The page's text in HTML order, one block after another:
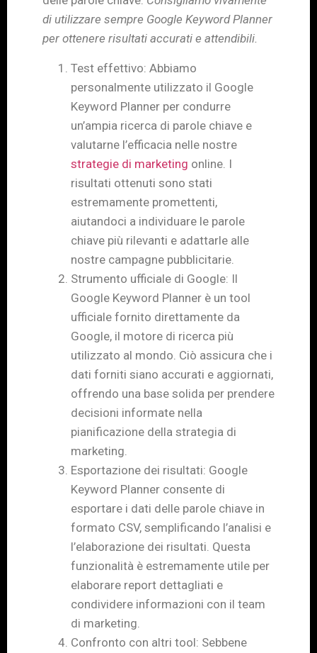
di utilizzare sempre Google Keyword Planner
per ottenere risultati accurati e attendibili.
Test effettivo: Abbiamo
personalmente utilizzato il Google
Keyword Planner per condurre
un’ampia ricerca di parole chiave e
valutarne l’efficacia nelle nostre
strategie di marketing online. I
risultati ottenuti sono stati
estremamente promettenti,
aiutandoci a individuare le parole
chiave più rilevanti e adattarle alle
nostre campagne pubblicitarie.
Strumento ufficiale di Google: Il
Google Keyword Planner è un tool
ufficiale fornito direttamente da
Google, il motore di ricerca più
utilizzato al mondo. Ciò assicura che i
dati forniti siano accurati e aggiornati,
offrendo una base solida per prendere
decisioni informate nella
pianificazione della strategia di
marketing.
Esportazione dei risultati: Google
Keyword Planner consente di
esportare i dati delle parole chiave in
formato CSV, semplificando l’analisi e
l’elaborazione dei risultati. Questa
funzionalità è estremamente utile per
elaborare report dettagliati e
condividere informazioni con il team
di marketing.
Confronto con altri tool: Sebbene